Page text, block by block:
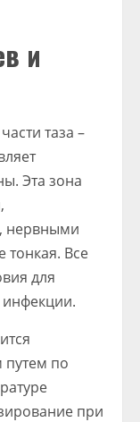
и
таза –
Эта зона
нервными
тонкая. Все
для
по
при